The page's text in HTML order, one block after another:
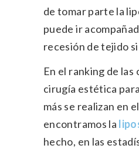
de tomar parte la
puede ir
recesión de tejido
En el ranking de las
cirugía estética
más se realizan en
encontramos la
hecho, en las